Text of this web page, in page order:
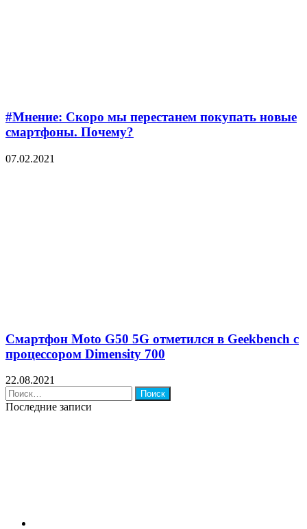
#Мнение: Скоро мы перестанем покупать новые
смартфоны. Почему?
07.02.2021
Смартфон Moto G50 5G отметился в Geekbench с
процессором Dimensity 700
22.08.2021
Найти:
Последние записи